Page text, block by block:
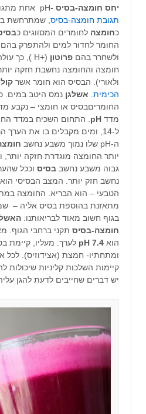
יחס חומצה-בסיס -pH
אחת
תגובת חומצה-בסיס , שמתרחשת
כחומצה לחומרים המסווגים כ
החומר לחדור למים ולהתפרק
ולשחרר בהם פרוטון (
+
H )
, כך
חומצה והחומצה נחשבת חזקה
ולאורי). הבסיס הוא חומר אשר
הכימית אשלגן נמס היטב במים.
החומריםבסיס או חומצי – נקבע
מדד pH
ה-pH שלו נמוך משבע נחשב
יותר החומצה מוגדרת חזקה
גבוה משבע נחשב בסיס וככל
נחשב חזק יותר. המצב הבסיסי
הטבעי – הוא הבריא. החומצה
מתאזנת בהוספת בסיס אליה –
בגוף חשוב מאוד לבריאותנו:
חומצה-בסיס תקני ברחבי הגוף.
הוא
לערך. מעליו, קיימת
ומתחתיו- חמצת (אצידוזיס). לכל
קיימות השלכות קליניות שיכולות
יש דברים שחייבים לדעת להגן